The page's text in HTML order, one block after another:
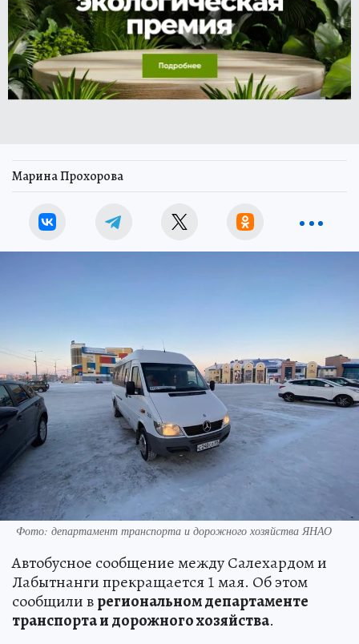
Марина Прохорова
Фото: департамент транспорта и дорожного хозяйства ЯНАО
Автобусное сообщение между Салехардом и
Лабытнанги прекращается 1 мая. Об этом
сообщили врегиональном департаменте
транспорта и дорожного хозяйства.